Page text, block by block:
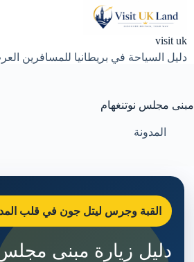
visit uk
دليل السياحة في بريطانيا للمسافرين
مبنى مجلس نوتنغهام
المدونة
القبة وجرس ليتل جون في قلب
دليل زيارة مبنى مجلس